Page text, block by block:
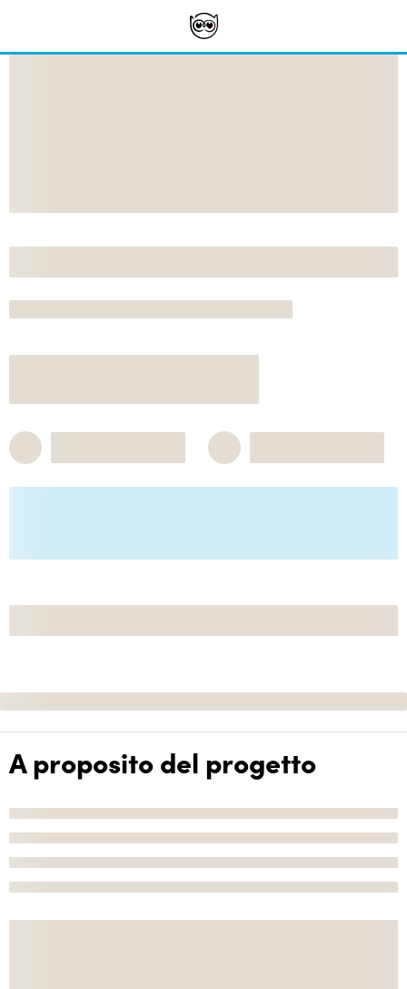
A proposito del progetto